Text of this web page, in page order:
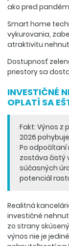
ako pred
Smart home
vykurovania,
atraktivitu
Dostupnosť
priestory sa
INVESTIČNÉ
OPLATÍ SA
Fakt: Výnos z
2026
Po odpočítaní
zostáva čistý
súčasných
potenciál
Realitná
investičné
zo strany
výnos nie je